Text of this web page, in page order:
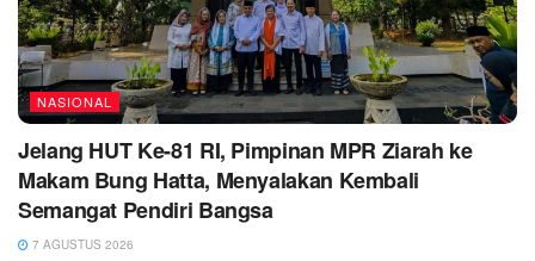
NASIONAL
Jelang HUT Ke-81 RI, Pimpinan MPR Ziarah ke
Makam Bung Hatta, Menyalakan Kembali
Semangat Pendiri Bangsa
7 AGUSTUS 2026